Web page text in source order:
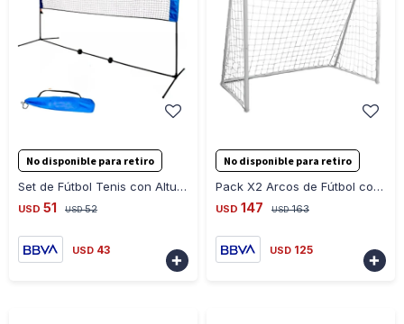
No disponible para retiro
Set de Fútbol Tenis con Altura Regulable - AZUL-NARANJA
USD 51 USD 52
USD 43

No disponible para retiro
Pack X2 Arcos de Fútbol con Red 150CM X 100CM - BLANCO
USD 147 USD 163
USD 125
